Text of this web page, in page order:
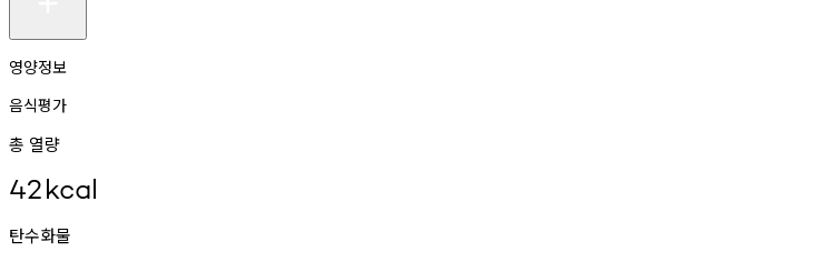
영양정보
음식평가
총 열량
42kcal
탄수화물